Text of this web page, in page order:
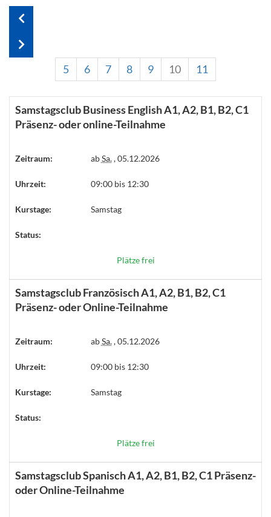
5 6 7 8 9 10 11
Samstagsclub Business English A1, A2, B1, B2, C1
Präsenz- oder online-Teilnahme
Zeitraum: abSa., 05.12.2026
Uhrzeit: 09:00 bis 12:30
Kurstage: Samstag
Status:
Plätze frei
Samstagsclub Französisch A1, A2, B1, B2, C1
Präsenz- oder Online-Teilnahme
Zeitraum: abSa., 05.12.2026
Uhrzeit: 09:00 bis 12:30
Kurstage: Samstag
Status:
Plätze frei
Samstagsclub Spanisch A1, A2, B1, B2, C1 Präsenz-
oder Online-Teilnahme